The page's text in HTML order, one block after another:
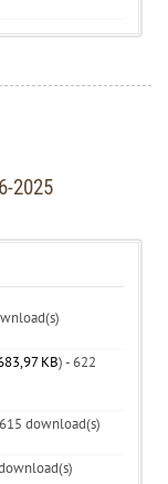
2025
KB) - 622
download(s)